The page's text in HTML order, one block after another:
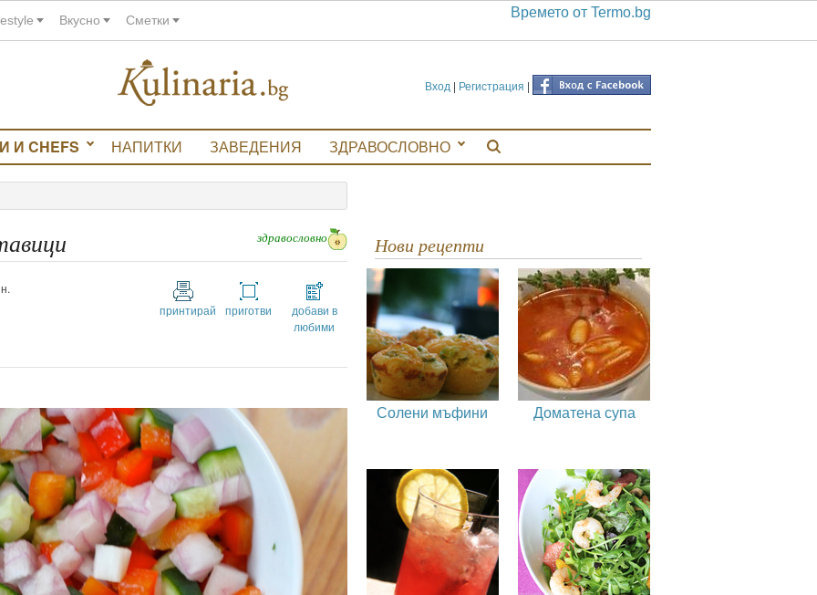
Вкусно Сметки Времето от Termo.bg
Вход | Регистрация |
И CHEFS НАПИТКИ ЗАВЕДЕНИЯ ЗДРАВОСЛОВНО
здравословно
принтирай приготви
добави в
любими
Нови рецепти
Солени мъфини Доматена супа